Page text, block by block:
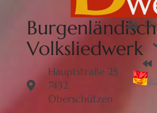
Volksliedwerk
Hauptstraße 25
7432
Oberschützen